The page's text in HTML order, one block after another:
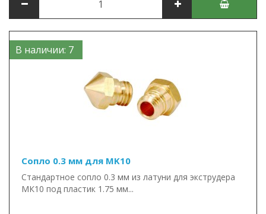
В наличии: 7
Сопло 0.3 мм для MK10
Стандартное сопло 0.3 мм из латуни для экструдера
МК10 под пластик 1.75 мм...